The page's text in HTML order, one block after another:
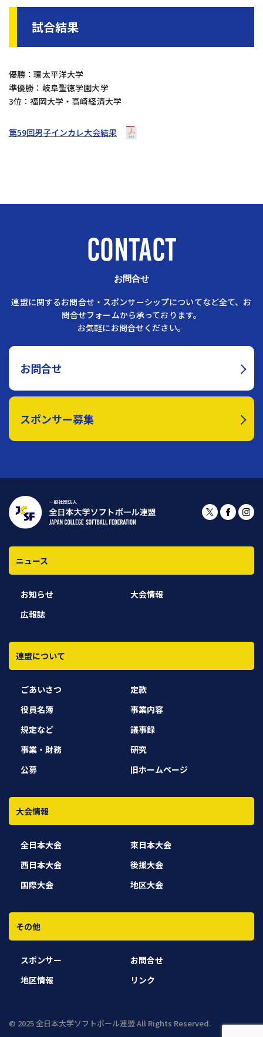
試合結果
優勝：環太平洋大学
準優勝：岐阜聖徳学園大学
3位：福岡大学・高崎経済大学
第59回男子インカレ大会結果
CONTACT
お問合せ
連盟に関するお問合せ・スポンサーシップについてなど全て、お
問合せフォームから承っております。
お気軽にお問合せください。
お問合せ
スポンサー募集
ニュース
お知らせ
大会情報
広報誌
連盟について
ごあいさつ
定款
役員名簿
事業内容
規定など
議事録
事業・財務
研究
公募
旧ホームページ
大会情報
全日本大会
東日本大会
西日本大会
後援大会
国際大会
地区大会
その他
スポンサー
お問合せ
地区情報
リンク
© 2025 全日本大学ソフトボール連盟 All Rights Reserved.